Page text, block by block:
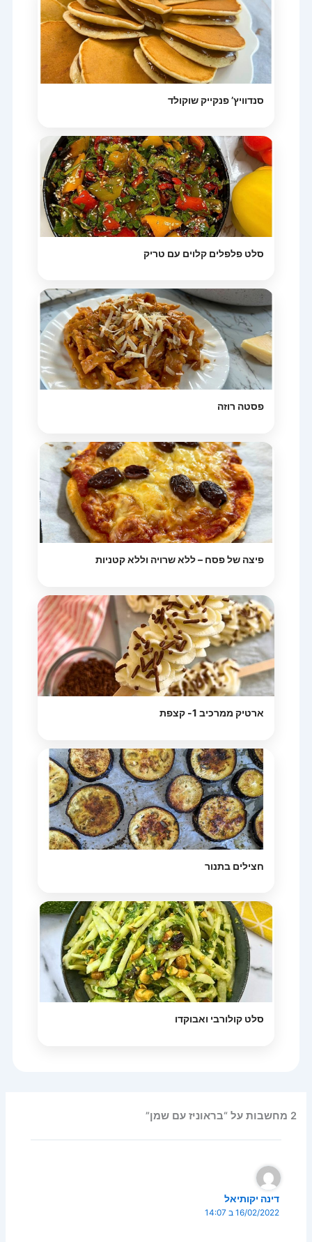
סנדוויץ’ פנקייק שוקולד
סלט פלפלים קלוים עם טריק
פסטה רוזה
פיצה של פסח – ללא שרויה וללא קטניות
ארטיק ממרכיב 1- קצפת
חצילים בתנור
סלט קולורבי ואבוקדו
2 מחשבות על “בראוניז עם שמן”
דינה יקותיאל
16/02/2022 ב 14:07